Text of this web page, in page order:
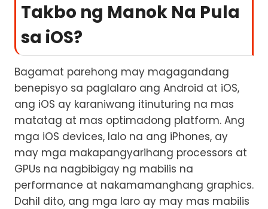
Takbo ng Manok Na Pula
sa iOS?
Bagamat parehong may magagandang
benepisyo sa paglalaro ang Android at iOS,
ang iOS ay karaniwang itinuturing na mas
matatag at mas optimadong platform. Ang
mga iOS devices, lalo na ang iPhones, ay
may mga makapangyarihang processors at
GPUs na nagbibigay ng mabilis na
performance at nakamamanghang graphics.
Dahil dito, ang mga laro ay may mas mabilis